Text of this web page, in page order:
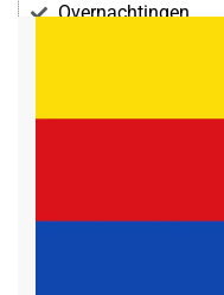
Overnachtingen